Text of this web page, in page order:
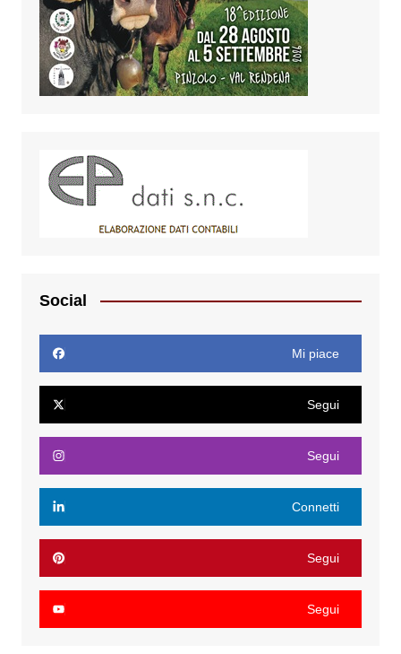
Social
Mi piace
Segui
Segui
Connetti
Segui
Segui